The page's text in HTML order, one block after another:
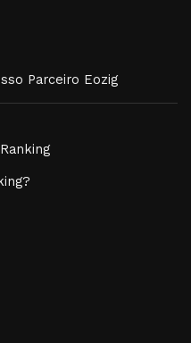
Parceiro Eozig